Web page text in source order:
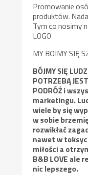
Promowanie
produktów.
Tym co nosimy
LOGO
MY BOIMY SIĘ
BÓJMY SIĘ
POTRZEBĄ
PODRÓŻ i
marketingu.
wiele by się
w sobie
rozwikłać
nawet w
miłości a
B&B LOVE ale
nic lepszego.